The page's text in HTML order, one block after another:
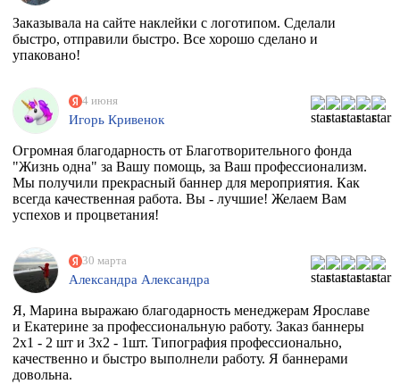
Заказывала на сайте наклейки с логотипом. Сделали
быстро, отправили быстро. Все хорошо сделано и
упаковано!
4 июня
Игорь Кривенок
Огромная благодарность от Благотворительного фонда
"Жизнь одна" за Вашу помощь, за Ваш профессионализм.
Мы получили прекрасный баннер для мероприятия. Как
всегда качественная работа. Вы - лучшие! Желаем Вам
успехов и процветания!
30 марта
Александра Александра
Я, Марина выражаю благодарность менеджерам Ярославе
и Екатерине за профессиональную работу. Заказ баннеры
2х1 - 2 шт и 3х2 - 1шт. Типография профессионально,
качественно и быстро выполнели работу. Я баннерами
довольна.